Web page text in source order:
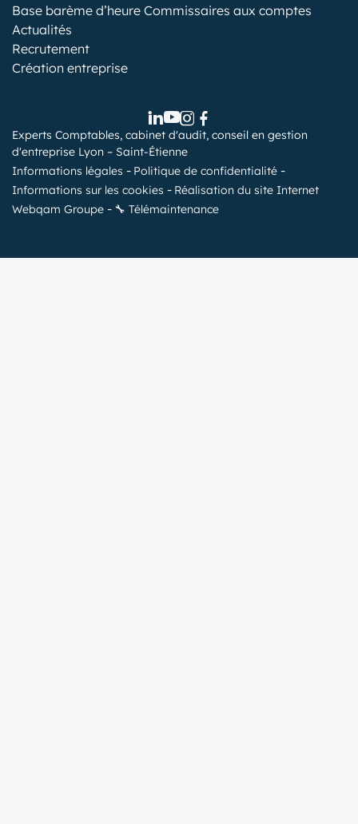
Base barème d’heure Commissaires aux comptes
Actualités
Recrutement
Création entreprise
Experts Comptables, cabinet d'audit, conseil en gestion
d'entreprise Lyon – Saint-Étienne
Informations légales
Politique de confidentialité
Informations sur les cookies
Réalisation du site Internet
Webqam Groupe
🔧 Télémaintenance